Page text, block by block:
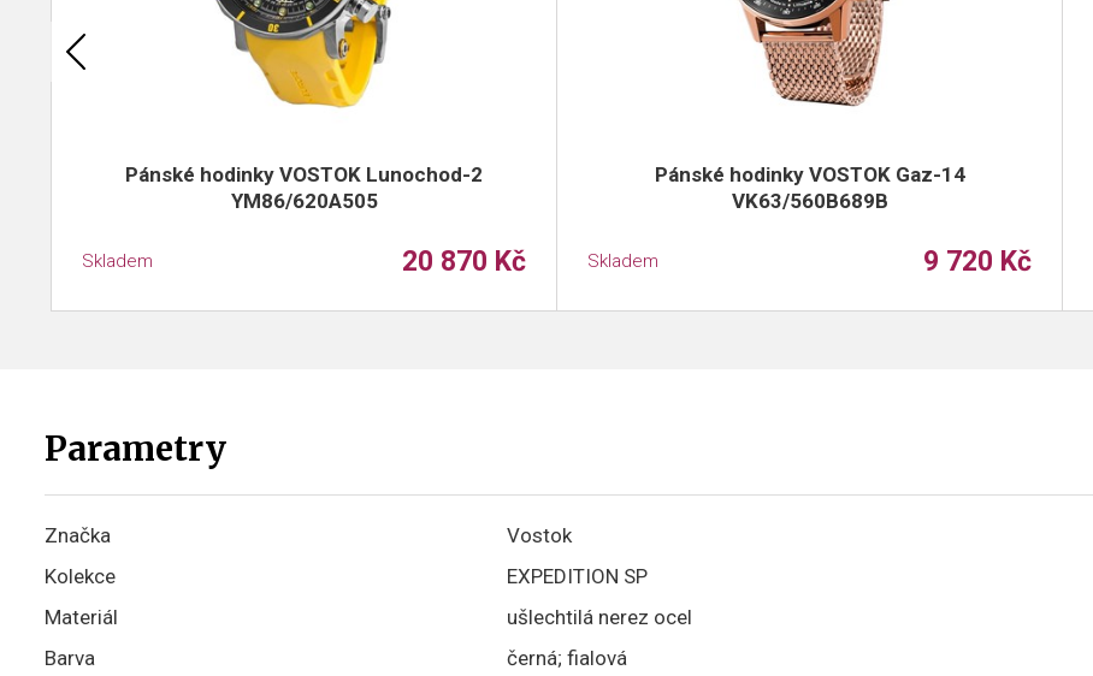
Pánské hodinky VOSTOK Lunochod-2
YM86/620A505
Skladem 20 870 Kč
Pánské hodinky VOSTOK Gaz-14
VK63/560B689B
Skladem 9 720 Kč
Parametry
Značka
Vostok
Kolekce
EXPEDITION SP
Materiál
ušlechtilá nerez ocel
Barva
černá; fialová